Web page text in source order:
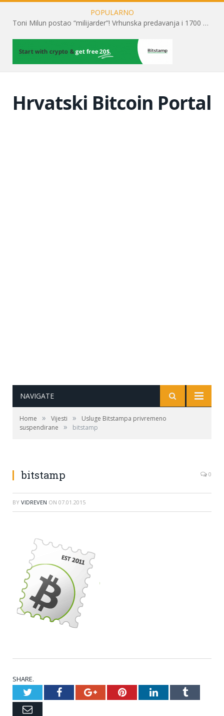
POPULARNO
Toni Milun postao “milijarder”! Vrhunska predavanja i 1700 posjetitelja obilježili su mjesec financijske pismenosti
Hrvatski Bitcoin Portal
NAVIGATE
Home » Vijesti »
Usluge Bitstampa privremeno
suspendirane
» bitstamp
bitstamp 0
BY VIDREVEN ON 07.01.2015
SHARE.
TwitterFacebookGoogle+PinterestLinkedInTumblr
Email